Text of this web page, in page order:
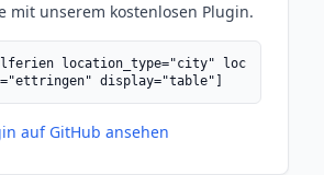
mit unserem kostenlosen Plugin.
location_type="city" loc
display="table"]
auf GitHub ansehen